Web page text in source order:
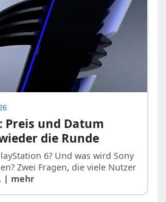
Preis und Datum
die Runde
6? Und was wird Sony
Zwei Fragen, die viele Nutzer
| mehr